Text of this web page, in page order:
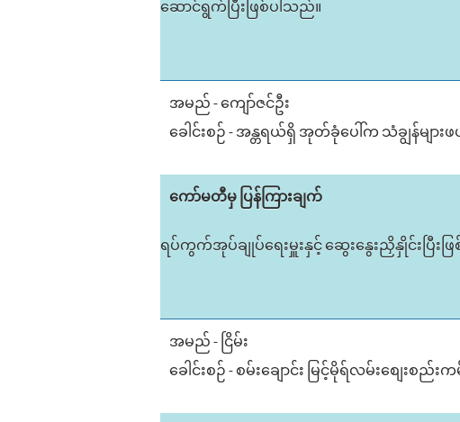
ဆောင်ရွက်ပြီးဖြစ်ပါသည်။
အမည် - ကျော်ဇင်ဦး
ခေါင်းစဉ် - အန္တရယ်ရှိ အုတ်ခုံပေါ်က သံချွန်များဖ
ကော်မတီမှ ပြန်ကြားချက်
ရပ်ကွက်အုပ်ချုပ်ရေးမှူးနှင့် ဆွေးနွေးညှိနှိုင်းပြီးဖြ
အမည် - ငြိမ်း
ခေါင်းစဉ် - စမ်းချောင်း မြင့်မိုရ်လမ်းစျေးစည်းက